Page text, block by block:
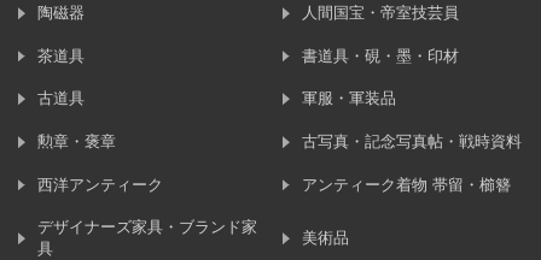
陶磁器 人間国宝・帝室技芸員
茶道具 書道具・硯・墨・印材
古道具 軍服・軍装品
勲章・褒章 古写真・記念写真帖・戦時資料
西洋アンティーク アンティーク着物 帯留・櫛簪
デザイナーズ家具・ブランド家
具
美術品